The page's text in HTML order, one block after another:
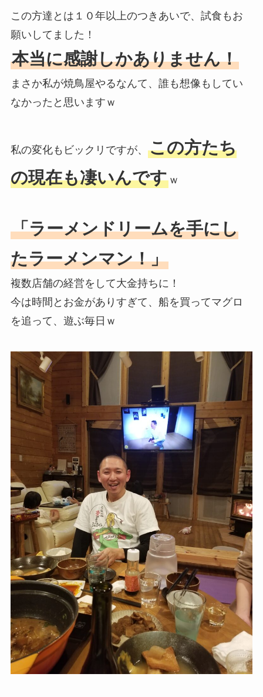
この方達とは１０年以上のつきあいで、試食もお
願いしてました！
本当に感謝しかありません！
まさか私が焼鳥屋やるなんて、誰も想像もしてい
なかったと思いますｗ
私の変化もビックリですが、 この方たち
の現在も凄いんですｗ
「ラーメンドリームを手にし
たラーメンマン！」
複数店舗の経営をして大金持ちに！
今は時間とお金がありすぎて、船を買ってマグロ
を追って、遊ぶ毎日ｗ